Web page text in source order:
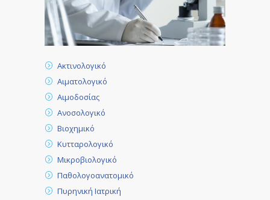
Ακτινολογικό
Αιματολογικό
Αιμοδοσίας
Ανοσολογικό
Βιοχημικό
Κυτταρολογικό
Μικροβιολογικό
Παθολογοανατομικό
Πυρηνική Ιατρική